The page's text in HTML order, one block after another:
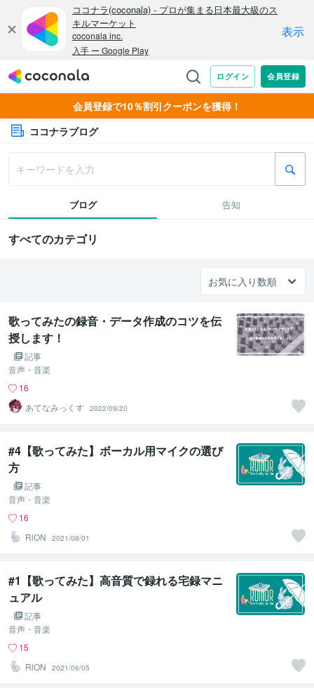
会員登録で10％割引クーポンを獲得！
ココナラブログ
ブログ 告知
すべてのカテゴリ
歌ってみたの録音・データ作成のコツを伝
授します！
記事
音声・音楽
16
あてなみっくす
2022/09/20
#4【歌ってみた】ボーカル用マイクの選び
方
記事
音声・音楽
16
RlON
2021/08/01
#1【歌ってみた】高音質で録れる宅録マニ
ュアル
記事
音声・音楽
15
RlON
2021/06/05